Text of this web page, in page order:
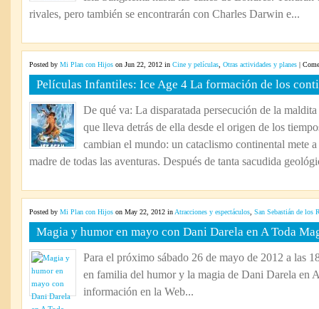
rivales, pero también se encontrarán con Charles Darwin e...
Posted by Mi Plan con Hijos on Jun 22, 2012 in Cine y películas Otras actividades y planes |
Películas Infantiles: Ice Age 4 La formación de los
De qué va: La disparatada persecución de la
que lleva detrás de ella desde el origen de los
cambian el mundo: un cataclismo continental mete
madre de todas las aventuras. Después de tanta sacudida
Posted by Mi Plan con Hijos on May 22, 2012 in Atracciones y espectáculos San Sebastián de los
Magia y humor en mayo con Dani Darela en A Toda
Para el próximo sábado 26 de mayo de 2012 a las
en familia del humor y la magia de Dani Darela en
información en la Web...